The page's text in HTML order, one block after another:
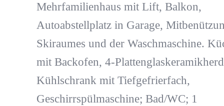
Mehrfamilienhaus mit Lift, Balkon,
Autoabstellplatz in Garage,
Skiraumes und der Waschmaschine.
mit Backofen, 4-
Kühlschrank mit Tiefgefrierfach,
Geschirrspülmaschine; Bad/WC; 1